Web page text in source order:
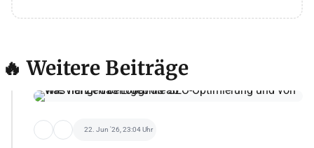
🔥 Weitere Beiträge
22. Jun '26, 23:04 Uhr